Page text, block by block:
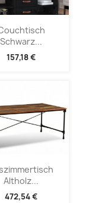
Schwarz...
157,18 €
Altholz...
472,54 €